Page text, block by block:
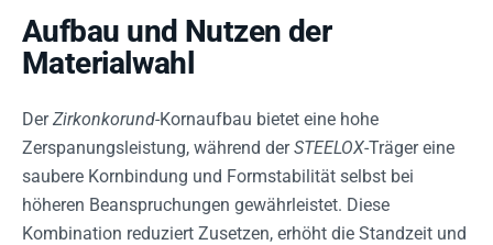
Aufbau und Nutzen der
Materialwahl
DerZirkonkorund-Kornaufbau bietet eine hohe
Zerspanungsleistung, während derSTEELOX-Träger eine
saubere Kornbindung und Formstabilität selbst bei
höheren Beanspruchungen gewährleistet. Diese
Kombination reduziert Zusetzen, erhöht die Standzeit und